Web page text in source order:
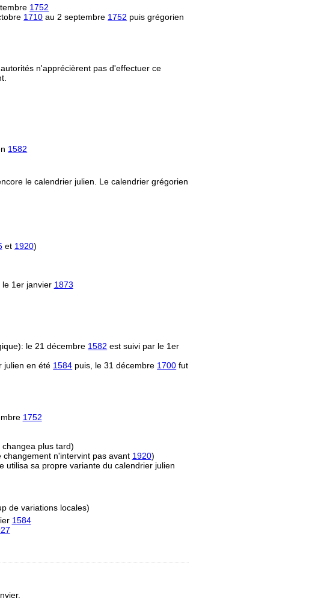
1752
1710 au 2 septembre 1752 puis grégorien
n'apprécièrent pas d'effectuer ce
1582
le calendrier julien. Le calendrier grégorien
et 1920)
1er janvier 1873
le 21 décembre 1582 est suivi par le 1er
julien en été 1584 puis, le 31 décembre 1700 fut
1752
plus tard)
n'intervint pas avant 1920)
utilisa sa propre variante du calendrier julien
de variations locales)
1584